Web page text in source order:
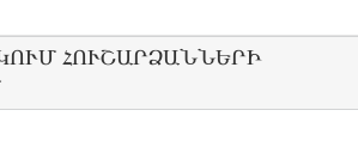
ՀՈՒՇԱՐՁԱՆՆԵՐԻ